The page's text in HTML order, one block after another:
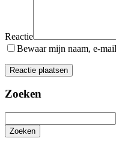
Reactie
Bewaar mijn naam, e-
Zoeken
Zoeken